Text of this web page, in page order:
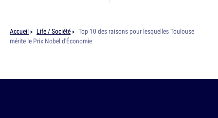
Accueil Life / Société
Top 10 des raisons pour lesquelles Toulouse
mérite le Prix Nobel d'Économie